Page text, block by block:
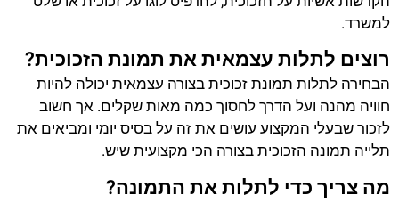
למשרד.
רוצים לתלות עצמאית את תמונת הזכוכית?
הבחירה לתלות תמונת זכוכית בצורה עצמאית יכולה להיות
חוויה מהנה ועל הדרך לחסוך כמה מאות שקלים. אך חשוב
לזכור שבעלי המקצוע עושים את זה על בסיס יומי ומביאים את
תלייה תמונה הזכוכית בצורה הכי מקצועית שיש.
מה צריך כדי לתלות את התמונה?